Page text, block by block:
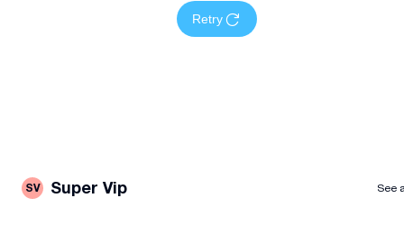
Retry
SV Super Vip See